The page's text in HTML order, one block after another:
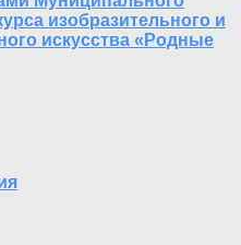
изобразительного и
искусства «Родные